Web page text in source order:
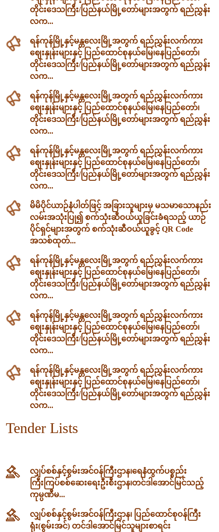
တိုင်းဒေသကြီး/ပြည်နယ်မြို့တော်များအတွက် ရည်ညွှန်း
လက...
ရန်ကုန်မြို့နှင့်မန္တလေးမြို့အတွက် ရည်ညွှန်းလက်ကား
ဈေးနှုန်းများနှင့် ပြည်ထောင်စုနယ်မြေ၊နေပြည်တော်၊
တိုင်းဒေသကြီး/ပြည်နယ်မြို့တော်များအတွက် ရည်ညွှန်း
လက...
ရန်ကုန်မြို့နှင့်မန္တလေးမြို့အတွက် ရည်ညွှန်းလက်ကား
ဈေးနှုန်းများနှင့် ပြည်ထောင်စုနယ်မြေ၊နေပြည်တော်၊
တိုင်းဒေသကြီး/ပြည်နယ်မြို့တော်များအတွက် ရည်ညွှန်း
လက...
ရန်ကုန်မြို့နှင့်မန္တလေးမြို့အတွက် ရည်ညွှန်းလက်ကား
ဈေးနှုန်းများနှင့် ပြည်ထောင်စုနယ်မြေ၊နေပြည်တော်၊
တိုင်းဒေသကြီး/ပြည်နယ်မြို့တော်များအတွက် ရည်ညွှန်း
လက...
မိမိပိုင်ယာဉ်နံပါတ်ဖြင့် အခြားသူများမှ မသမာသောနည်း
လမ်းအသုံးပြု၍ စက်သုံးဆီဝယ်ယူခြင်းခံရသည့် ယာဉ်
ပိုင်ရှင်များအတွက် စက်သုံးဆီဝယ်ယူခွင့် QR Code
အသစ်ထုတ်...
ရန်ကုန်မြို့နှင့်မန္တလေးမြို့အတွက် ရည်ညွှန်းလက်ကား
ဈေးနှုန်းများနှင့် ပြည်ထောင်စုနယ်မြေ၊နေပြည်တော်၊
တိုင်းဒေသကြီး/ပြည်နယ်မြို့တော်များအတွက် ရည်ညွှန်း
လက...
ရန်ကုန်မြို့နှင့်မန္တလေးမြို့အတွက် ရည်ညွှန်းလက်ကား
ဈေးနှုန်းများနှင့် ပြည်ထောင်စုနယ်မြေ၊နေပြည်တော်၊
တိုင်းဒေသကြီး/ပြည်နယ်မြို့တော်များအတွက် ရည်ညွှန်း
လက...
ရန်ကုန်မြို့နှင့်မန္တလေးမြို့အတွက် ရည်ညွှန်းလက်ကား
ဈေးနှုန်းများနှင့် ပြည်ထောင်စုနယ်မြေ၊နေပြည်တော်၊
တိုင်းဒေသကြီး/ပြည်နယ်မြို့တော်များအတွက် ရည်ညွှန်း
လက...
Tender Lists
လျှပ်စစ်နှင့်စွမ်းအင်ဝန်ကြီးဌာန၊‌ရေနံထွက်ပစ္စည်း
ကြီးကြပ်စစ်ဆေးရေးဦးစီးဌာန၊တင်ဒါအောင်မြင်သည့်
ကုမ္ပဏီမ...
လျှပ်စစ်နှင့်စွမ်းအင်ဝန်ကြီးဌာန၊ ပြည်ထောင်စုဝန်ကြီး
ရုံး(စွမ်းအင်) တင်ဒါအောင်မြင်သူများစာရင်း